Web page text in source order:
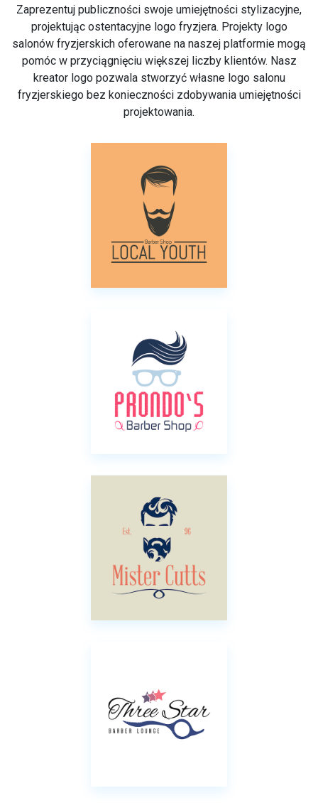
Zaprezentuj publiczności swoje umiejętności stylizacyjne,
projektując ostentacyjne logo fryzjera. Projekty logo
salonów fryzjerskich oferowane na naszej platformie mogą
pomóc w przyciągnięciu większej liczby klientów. Nasz
kreator logo pozwala stworzyć własne logo salonu
fryzjerskiego bez konieczności zdobywania umiejętności
projektowania.